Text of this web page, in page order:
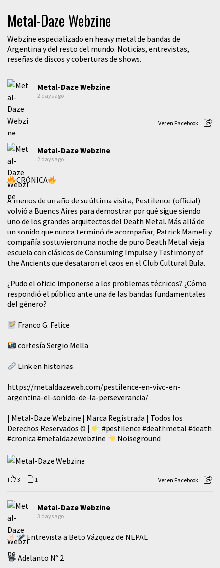
Metal-Daze Webzine
Webzine especializado en heavy metal de bandas de
Argentina y del resto del mundo. Noticias, entrevistas,
reseñas de discos y coberturas de shows.
Metal-Daze Webzine
2 days ago
Ver en Facebook
Metal-Daze Webzine
2 days ago
CRÓNICA
A menos de un año de su última visita, Pestilence (official)
volvió a Buenos Aires para demostrar por qué sigue siendo
uno de los grandes arquitectos del Death Metal. Más allá de
un sonido que nunca terminó de acompañar, Patrick Mameli y
compañía sostuvieron una noche de puro Death Metal vieja
escuela con clásicos de Consuming Impulse y Testimony of
the Ancients que desataron el caos en el Club Cultural Bula.
¿Pudo el oficio imponerse a los problemas técnicos? ¿Cómo
respondió el público ante una de las bandas fundamentales
del género?
Franco G. Felice
cortesía Sergio Mella
Link en historias
https://metaldazeweb.com/pestilence-en-vivo-en-
argentina-el-sonido-de-la-perseverancia/
| Metal-Daze Webzine | Marca Registrada | Todos los
Derechos Reservados © |
#pestilence #deathmetal #death
#cronica #metaldazewebzine Noiseground
3 1 Ver en Facebook
Metal-Daze Webzine
3 days ago
Entrevista a Beto Vázquez de NEPAL
Adelanto N° 2